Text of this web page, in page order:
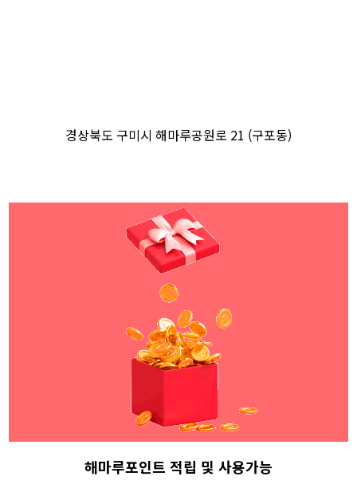
경상북도 구미시 해마루공원로 21 (구포동)
해마루포인트 적립 및 사용가능